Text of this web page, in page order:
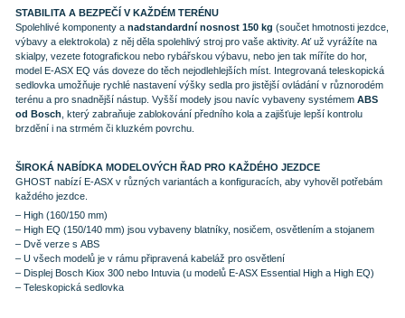
STABILITA A BEZPEČÍ V KAŽDÉM TERÉNU
Spolehlivé komponenty a nadstandardní nosnost 150 kg (součet hmotnosti jezdce,
výbavy a elektrokola) z něj děla spolehlivý stroj pro vaše aktivity. Ať už vyrážíte na
skialpy, vezete fotografickou nebo rybářskou výbavu, nebo jen tak míříte do hor,
model E-ASX EQ vás doveze do těch nejodlehlejších míst. Integrovaná teleskopická
sedlovka umožňuje rychlé nastavení výšky sedla pro jistější ovládání v různorodém
terénu a pro snadnější nástup. Vyšší modely jsou navíc vybaveny systémem ABS
od Bosch , který zabraňuje zablokování předního kola a zajišťuje lepší kontrolu
brzdění i na strmém či kluzkém povrchu.
ŠIROKÁ NABÍDKA MODELOVÝCH ŘAD PRO KAŽDÉHO JEZDCE
GHOST nabízí E-ASX v různých variantách a konfiguracích, aby vyhověl potřebám
každého jezdce.
– High (160/150 mm)
– High EQ (150/140 mm) jsou vybaveny blatníky, nosičem, osvětlením a stojanem
– Dvě verze s ABS
– U všech modelů je v rámu připravená kabeláž pro osvětlení
– Displej Bosch Kiox 300 nebo Intuvia (u modelů E-ASX Essential High a High EQ)
– Teleskopická sedlovka